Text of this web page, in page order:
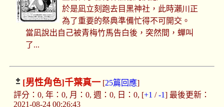
於是凪立刻跑去目黑神社，此時瀨川正
為了重要的祭典準備忙得不可開交。
當凪說出自己被青梅竹馬告白後，突然間，蟬叫
了...
[男性角色]千葉真一[25篇回應]
評分：0, 年：0, 月：0, 週：0, 日：0, [+1 /-1] 最後更新：
2021-08-24 00:26:43